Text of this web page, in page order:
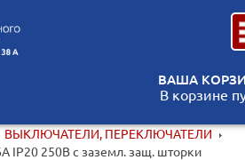
ВАША
В корзине
ВЫКЛЮЧАТЕЛИ, ПЕРЕКЛЮЧАТЕЛИ
IP20 250В с заземл. защ. шторки